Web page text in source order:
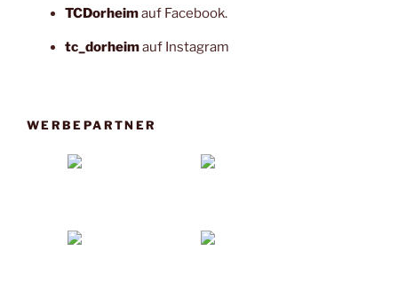
TCDorheimauf Facebook.
tc_dorheimauf Instagram
WERBEPARTNER